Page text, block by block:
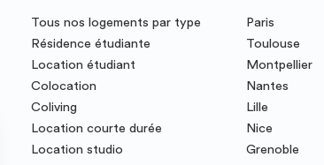
Tous nos logements par type
Résidence étudiante
Location étudiant
Colocation
Coliving
Location courte durée
Location studio
Paris
Toulouse
Montpellier
Nantes
Lille
Nice
Grenoble